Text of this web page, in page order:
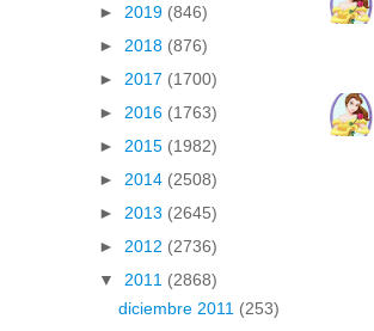
► 2019 (846)
► 2018 (876)
► 2017 (1700)
► 2016 (1763)
► 2015 (1982)
► 2014 (2508)
► 2013 (2645)
► 2012 (2736)
▼ 2011 (2868)
diciembre 2011 (253)